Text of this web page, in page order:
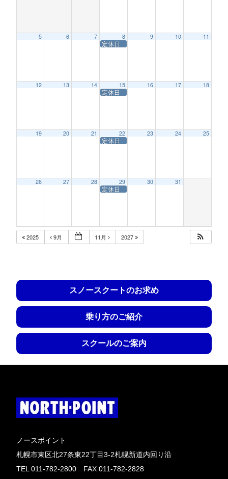
5 6 7 8
定休日
9 10 11
12 13 14 15
定休日
16 17 18
19 20 21 22
定休日
23 24 25
26 27 28 29
定休日
30 31
2025 9月 11月 2027
スノースクートのお求め
乗り方のご紹介
スクールのご案内
ノースポイント
札幌市東区北27条東22丁目3-2札幌新道内回り沿
TEL 011-782-2800 FAX 011-782-2828